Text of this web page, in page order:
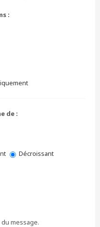
:
de :
Décroissant
message.